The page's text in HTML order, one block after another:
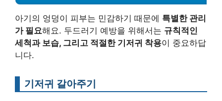
아기의 엉덩이 피부는 민감하기 때문에 특별한 관리
가 필요해요. 두드러기 예방을 위해서는 규칙적인
세척과 보습, 그리고 적절한 기저귀 착용이 중요하답
니다.
기저귀 갈아주기